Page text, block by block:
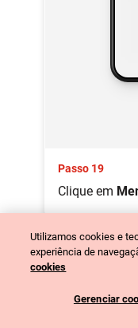
Passo 19
Clique em
Utilizamos cookies e
experiência de
cookies
Gerenciar